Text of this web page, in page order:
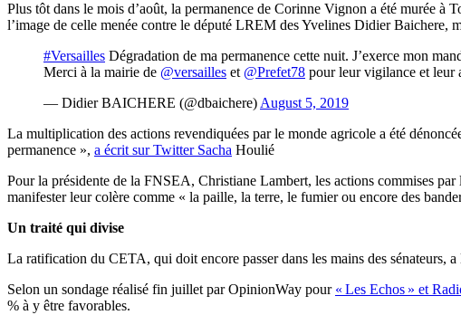
Plus tôt dans le mois d’août, la permanence de Corinne Vignon a été murée à
l’image de celle menée contre le député LREM des Yvelines Didier Baichere,
#Versailles Dégradation de ma permanence cette nuit. J’exerce mon
Merci à la mairie de @versailles et @Prefet78 pour leur vigilance et leur
— Didier BAICHERE (@dbaichere) August 5, 2019
La multiplication des actions revendiquées par le monde agricole a été
permanence », a écrit sur Twitter Sacha Houlié
Pour la présidente de la FNSEA, Christiane Lambert, les actions commises
manifester leur colère comme « la paille, la terre, le fumier ou encore des
Un traité qui divise
La ratification du CETA, qui doit encore passer dans les mains des
Selon un sondage réalisé fin juillet par OpinionWay pour « Les Echos » et
% à y être favorables.